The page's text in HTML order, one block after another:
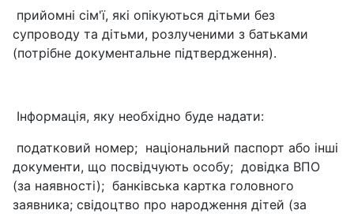
прийомні сім'ї, які опікуються дітьми без
супроводу та дітьми, розлученими з батьками
(потрібне документальне підтвердження).
Інформація, яку необхідно буде надати:
податковий номер; національний паспорт або інші
документи, що посвідчують особу; довідка ВПО
(за наявності); банківська картка головного
заявника; свідоцтво про народження дітей (за